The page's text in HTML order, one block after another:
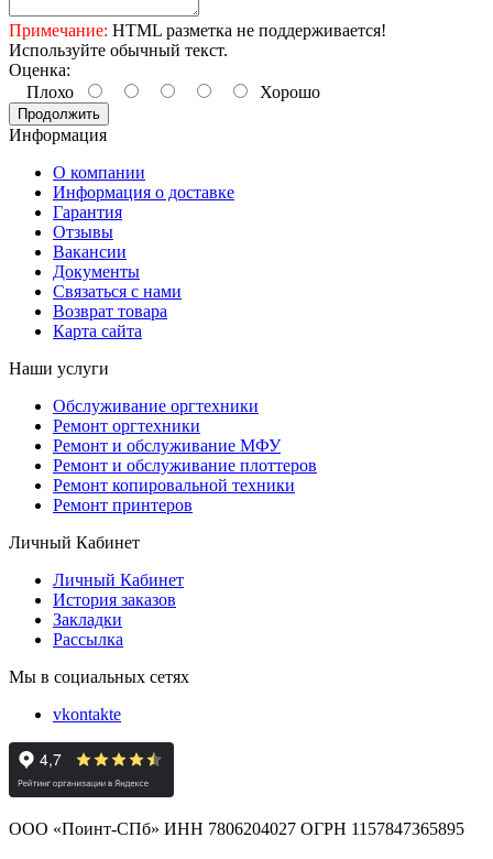
Примечание: HTML разметка не поддерживается!
Используйте обычный текст.
Оценка:
Плохо
Хорошо
Продолжить
Информация
О компании
Информация о доставке
Гарантия
Отзывы
Вакансии
Документы
Связаться с нами
Возврат товара
Карта сайта
Наши услуги
Обслуживание оргтехники
Ремонт оргтехники
Ремонт и обслуживание МФУ
Ремонт и обслуживание плоттеров
Ремонт копировальной техники
Ремонт принтеров
Личный Кабинет
Личный Кабинет
История заказов
Закладки
Рассылка
Мы в социальных сетях
vkontakte
ООО «Поинт-СПб» ИНН 7806204027 ОГРН 1157847365895